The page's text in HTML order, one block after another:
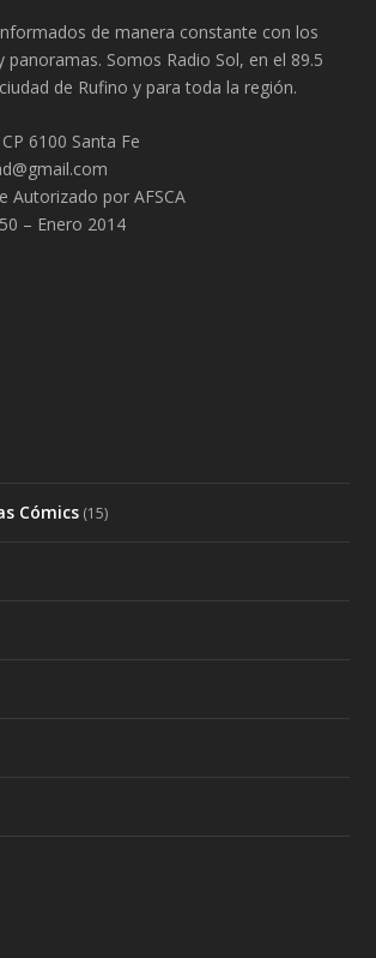
de manera constante con los
panoramas. Somos Radio Sol, en el 89.5
de Rufino y para toda la región.
6100 Santa Fe
Autorizado por AFSCA
– Enero 2014
Cómics (15)